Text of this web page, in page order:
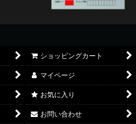
ショッピングカート
マイページ
お気に入り
お問い合わせ